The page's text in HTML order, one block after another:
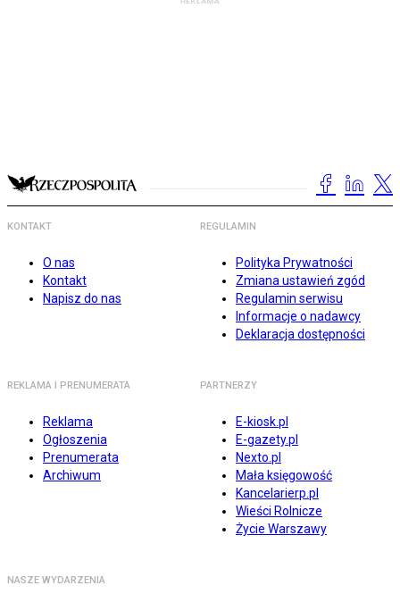
KONTAKT
O nas
Kontakt
Napisz do nas
REGULAMIN
Polityka Prywatności
Zmiana ustawień zgód
Regulamin serwisu
Informacje o nadawcy
Deklaracja dostępności
REKLAMA I PRENUMERATA
Reklama
Ogłoszenia
Prenumerata
Archiwum
PARTNERZY
E-kiosk.pl
E-gazety.pl
Nexto.pl
Mała księgowość
Kancelarierp.pl
Wieści Rolnicze
Życie Warszawy
NASZE WYDARZENIA